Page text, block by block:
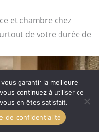
et chambre chez
de votre durée de
garantir la meilleure
continuez à utiliser ce
en êtes satisfait.
de confidentialité